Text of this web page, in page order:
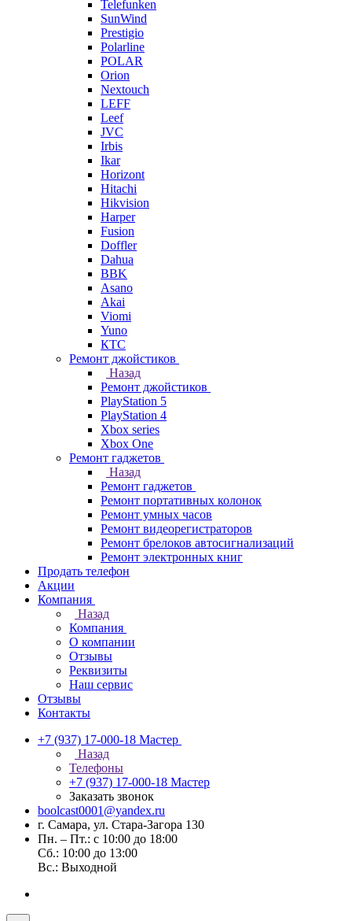
Telefunken
SunWind
Prestigio
Polarline
POLAR
Orion
Nextouch
LEFF
Leef
JVC
Irbis
Ikar
Horizont
Hitachi
Hikvision
Harper
Fusion
Doffler
Dahua
BBK
Asano
Akai
Viomi
Yuno
КТС
Ремонт джойстиков
Назад
Ремонт джойстиков
PlayStation 5
PlayStation 4
Xbox series
Xbox One
Ремонт гаджетов
Назад
Ремонт гаджетов
Ремонт портативных колонок
Ремонт умных часов
Ремонт видеорегистраторов
Ремонт брелоков автосигнализаций
Ремонт электронных книг
Продать телефон
Акции
Компания
Назад
Компания
О компании
Отзывы
Реквизиты
Наш сервис
Отзывы
Контакты
+7 (937) 17-000-18 Мастер
Назад
Телефоны
+7 (937) 17-000-18 Мастер
Заказать звонок
boolcast0001@yandex.ru
г. Самара, ул. Стара-Загора 130
Пн. – Пт.: с 10:00 до 18:00
Сб.: 10:00 до 13:00
Вс.: Выходной